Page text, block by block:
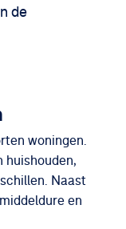
de
woningen.
huishouden,
Naast
en